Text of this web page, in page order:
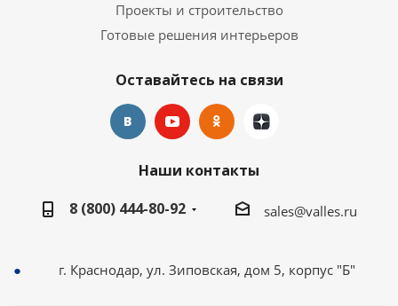
Проекты и строительство
Готовые решения интерьеров
Оставайтесь на связи
Наши контакты
8 (800) 444-80-92
sales@valles.ru
г. Краснодар, ул. Зиповская, дом 5, корпус "Б"